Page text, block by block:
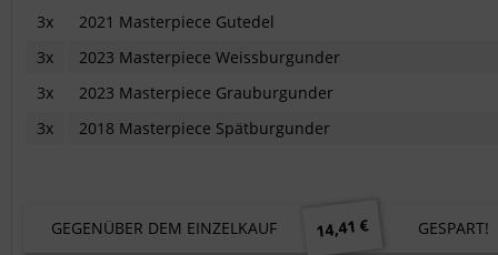
3x
2021 Masterpiece Gutedel
3x
2023 Masterpiece Weissburgunder
3x
2023 Masterpiece Grauburgunder
3x
2018 Masterpiece Spätburgunder
GEGENÜBER DEM EINZELKAUF 14,41 € GESPART!